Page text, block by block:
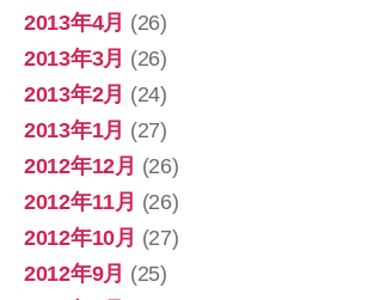
2013年4月 (26)
2013年3月 (26)
2013年2月 (24)
2013年1月 (27)
2012年12月 (26)
2012年11月 (26)
2012年10月 (27)
2012年9月 (25)